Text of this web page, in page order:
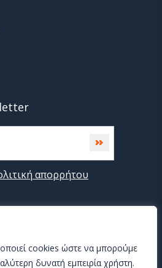
cookies ώστε να μπορούμε
δυνατή εμπειρία χρήστη.
Subscribe
απορρήτου